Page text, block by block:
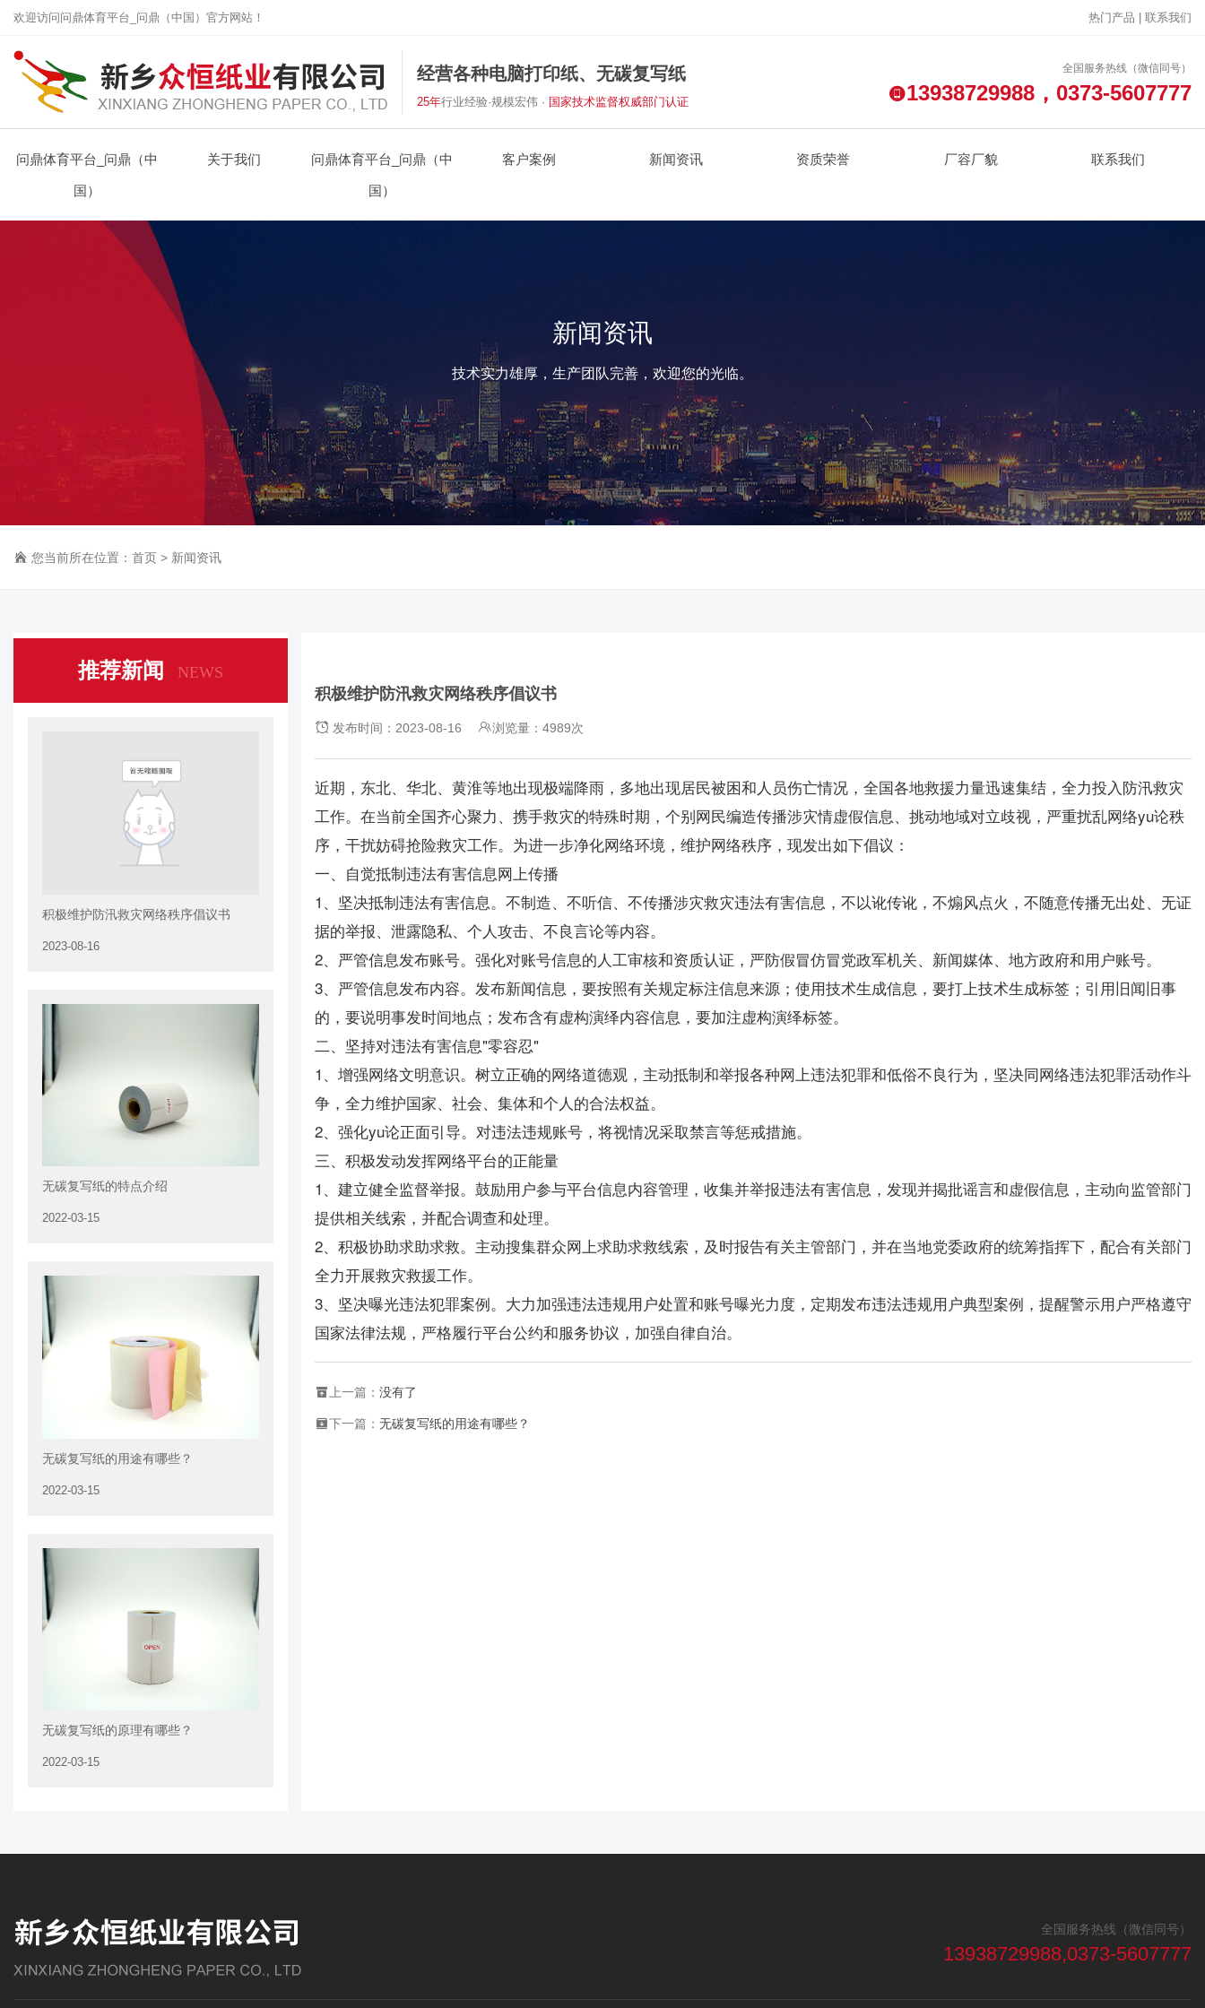
欢迎访问问鼎体育平台_问鼎（中国）官方网站！ 热门产品 | 联系我们
经营各种电脑打印纸、无碳复写纸
25年行业经验·规模宏伟 · 国家技术监督权威部门认证
全国服务热线（微信同号）
13938729988，0373-5607777
问鼎体育平台_问鼎（中
国）
关于我们 问鼎体育平台_问鼎（中
国）
客户案例 新闻资讯 资质荣誉 厂容厂貌 联系我们
新闻资讯
技术实力雄厚，生产团队完善，欢迎您的光临。
您当前所在位置： 首页 > 新闻资讯
推荐新闻 NEWS
积极维护防汛救灾网络秩序倡议书
2023-08-16
无碳复写纸的特点介绍
2022-03-15
无碳复写纸的用途有哪些？
2022-03-15
无碳复写纸的原理有哪些？
2022-03-15
积极维护防汛救灾网络秩序倡议书
发布时间：2023-08-16 浏览量：4989次
近期，东北、华北、黄淮等地出现极端降雨，多地出现居民被困和人员伤亡情况，全国各地救援力量迅速集结，全力投入防汛救灾
工作。在当前全国齐心聚力、携手救灾的特殊时期，个别网民编造传播涉灾情虚假信息、挑动地域对立歧视，严重扰乱网络yu论秩
序，干扰妨碍抢险救灾工作。为进一步净化网络环境，维护网络秩序，现发出如下倡议：
一、自觉抵制违法有害信息网上传播
1、坚决抵制违法有害信息。不制造、不听信、不传播涉灾救灾违法有害信息，不以讹传讹，不煽风点火，不随意传播无出处、无证
据的举报、泄露隐私、个人攻击、不良言论等内容。
2、严管信息发布账号。强化对账号信息的人工审核和资质认证，严防假冒仿冒党政军机关、新闻媒体、地方政府和用户账号。
3、严管信息发布内容。发布新闻信息，要按照有关规定标注信息来源；使用技术生成信息，要打上技术生成标签；引用旧闻旧事
的，要说明事发时间地点；发布含有虚构演绎内容信息，要加注虚构演绎标签。
二、坚持对违法有害信息"零容忍"
1、增强网络文明意识。树立正确的网络道德观，主动抵制和举报各种网上违法犯罪和低俗不良行为，坚决同网络违法犯罪活动作斗
争，全力维护国家、社会、集体和个人的合法权益。
2、强化yu论正面引导。对违法违规账号，将视情况采取禁言等惩戒措施。
三、积极发动发挥网络平台的正能量
1、建立健全监督举报。鼓励用户参与平台信息内容管理，收集并举报违法有害信息，发现并揭批谣言和虚假信息，主动向监管部门
提供相关线索，并配合调查和处理。
2、积极协助求助求救。主动搜集群众网上求助求救线索，及时报告有关主管部门，并在当地党委政府的统筹指挥下，配合有关部门
全力开展救灾救援工作。
3、坚决曝光违法犯罪案例。大力加强违法违规用户处置和账号曝光力度，定期发布违法违规用户典型案例，提醒警示用户严格遵守
国家法律法规，严格履行平台公约和服务协议，加强自律自治。
上一篇： 没有了
下一篇： 无碳复写纸的用途有哪些？
全国服务热线（微信同号）
13938729988,0373-5607777